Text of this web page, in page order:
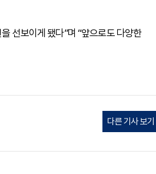
선보이게 됐다”며 “앞으로도 다양한
다른 기사 보기